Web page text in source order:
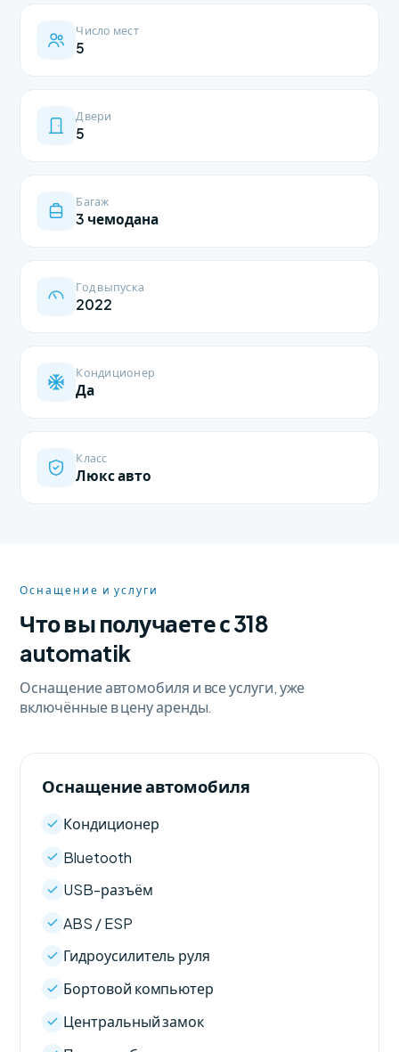
Число мест
5
Двери
5
Багаж
3 чемодана
Год выпуска
2022
Кондиционер
Да
Класс
Люкс авто
Оснащение и услуги
Что вы получаете с 318
automatik
Оснащение автомобиля и все услуги, уже
включённые в цену аренды.
Оснащение автомобиля
Кондиционер
Bluetooth
USB-разъём
ABS / ESP
Гидроусилитель руля
Бортовой компьютер
Центральный замок